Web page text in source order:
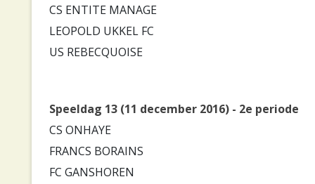
CS ENTITE MANAGE
LEOPOLD UKKEL FC
US REBECQUOISE
Speeldag 13 (11 december 2016) - 2e periode
CS ONHAYE
FRANCS BORAINS
FC GANSHOREN